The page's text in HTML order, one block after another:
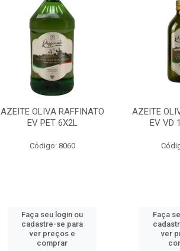
AZEITE OLIVA RAFFINATO
EV PET 6X2L
Código: 8060
Faça seu login ou
cadastre-se para
ver preços e
comprar
AZEITE
EV VD
Faça
ver